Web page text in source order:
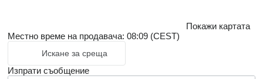
Покажи картата
Местно време на продавача: 08:09 (CEST)
Искане за среща
Изпрати съобщение